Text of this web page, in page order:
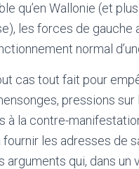
qu’en Wallonie (et
les forces de gauche
normal
cas tout fait pour
pressions
à la contre-
les adresses de
qui, dans un